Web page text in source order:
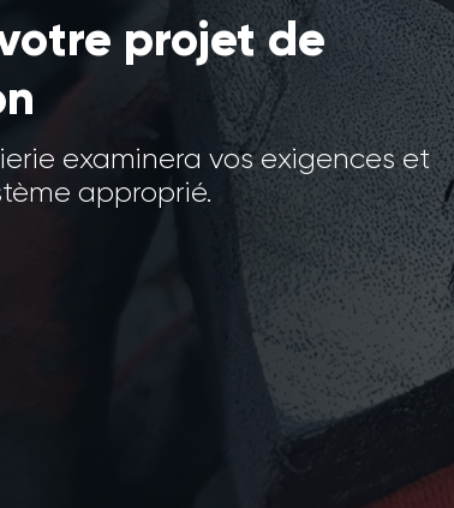
projet de
examinera vos exigences et
approprié.